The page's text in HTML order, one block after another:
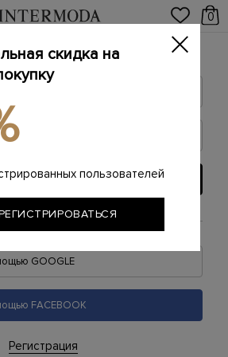
0
Войти
ВОЙТИ
или
GOOGLE
FACEBOOK
Регистрация
скидка на
пользователей